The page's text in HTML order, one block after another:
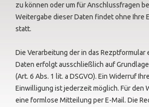
zu können oder um für Anschlussfragen
Weitergabe dieser Daten findet ohne Ihre
statt.
Die Verarbeitung der in das Rezptformular
Daten erfolgt ausschließlich auf
(Art. 6 Abs. 1 lit. a DSGVO). Ein Widerruf
Einwilligung ist jederzeit möglich. Für den
eine formlose Mitteilung per E-Mail. Die